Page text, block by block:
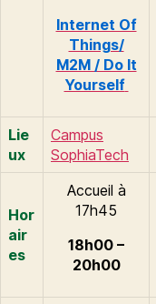
Internet Of
Things/
M2M / Do It
Yourself
Lie
ux
Campus
SophiaTech
Hor
air
es
Accueil à
17h45
18h00 –
20h00